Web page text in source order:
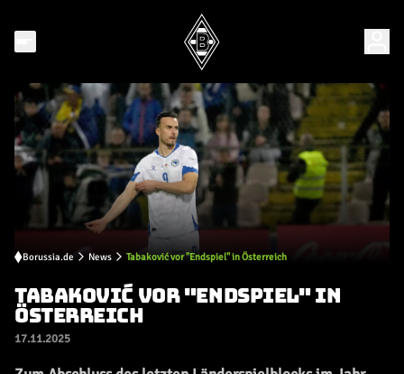
Borussia.de News Tabaković vor "Endspiel" in Österreich
TABAKOVIĆ VOR "ENDSPIEL" IN
ÖSTERREICH
17.11.2025